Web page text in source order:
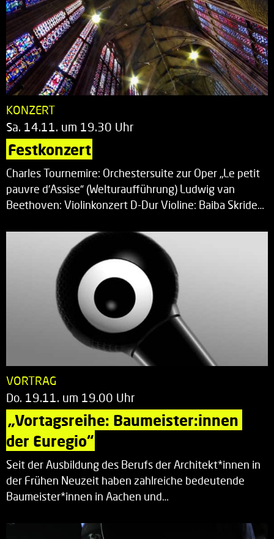
KONZERT
Sa. 14.11. um 19.30 Uhr
Festkonzert
Charles Tournemire: Orchestersuite zur Oper „Le petit
pauvre d’Assise“ (Welturaufführung) Ludwig van
Beethoven: Violinkonzert D-Dur Violine: Baiba Skride…
VORTRAG
Do. 19.11. um 19.00 Uhr
„Vortagsreihe: Baumeister:innen
der Euregio“
Seit der Ausbildung des Berufs der Architekt*innen in
der Frühen Neuzeit haben zahlreiche bedeutende
Baumeister*innen in Aachen und…